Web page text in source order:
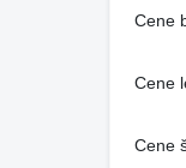
Cene
Cene
Cene